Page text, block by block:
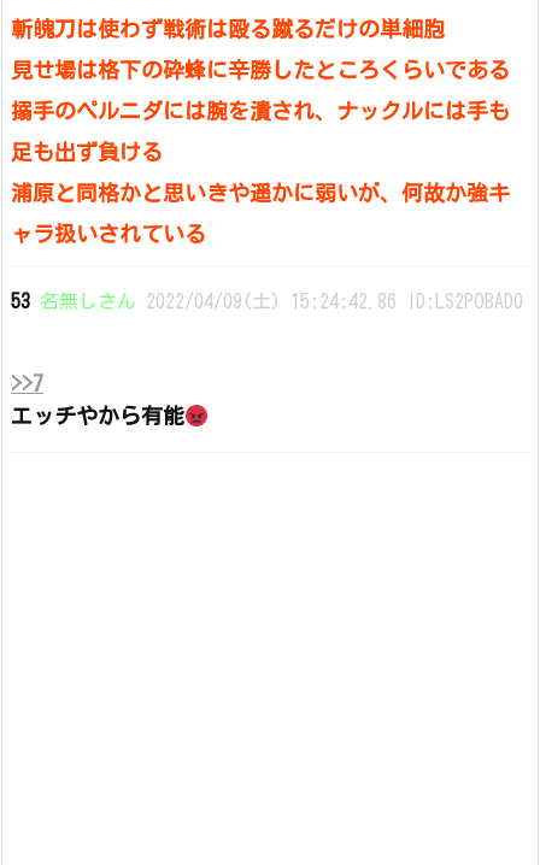
斬魄刀は使わず戦術は殴る蹴るだけの単細胞
見せ場は格下の砕蜂に辛勝したところくらいである
搦手のペルニダには腕を潰され、ナックルには手も
足も出ず負ける
浦原と同格かと思いきや遥かに弱いが、何故か強キ
ャラ扱いされている
53 名無しさん 2022/04/09(土) 15:24:42.86 ID:LS2POBAD0
>>7
エッチやから有能